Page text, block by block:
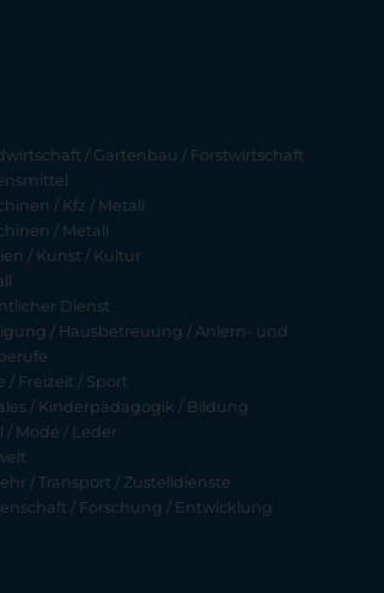
/ Gartenbau / Forstwirtschaft
/ Kfz / Metall
/ Metall
/ Kunst / Kultur
Dienst
/ Hausbetreuung / Anlern- und
/ Freizeit / Sport
/ Kinderpädagogik / Bildung
/ Mode / Leder
/ Transport / Zustelldienste
/ Forschung / Entwicklung